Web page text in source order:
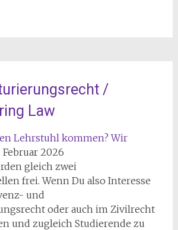
/
Law
Lehrstuhl kommen? Wir
Februar 2026
gleich zwei
frei. Wenn Du also Interesse
und
oder auch im Zivilrecht
und zugleich Studierende zu